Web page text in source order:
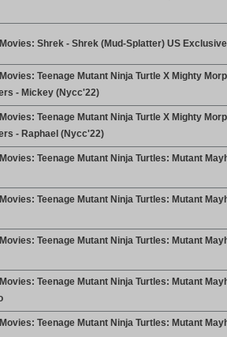
Shrek - Shrek (Mud-Splatter) US Exclusive
Teenage Mutant Ninja Turtle X Mighty
- Mickey (Nycc'22)
Teenage Mutant Ninja Turtle X Mighty
- Raphael (Nycc'22)
Teenage Mutant Ninja Turtles: Mutant
Teenage Mutant Ninja Turtles: Mutant
Teenage Mutant Ninja Turtles: Mutant
Teenage Mutant Ninja Turtles: Mutant
Teenage Mutant Ninja Turtles: Mutant